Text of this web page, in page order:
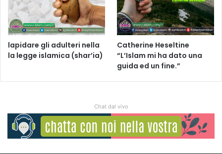
lapidare gli adulteri nella
la legge islamica (shar’ia)
Catherine Heseltine
“L’Islam mi ha dato una
guida ed un fine.”
Chat dal vivo